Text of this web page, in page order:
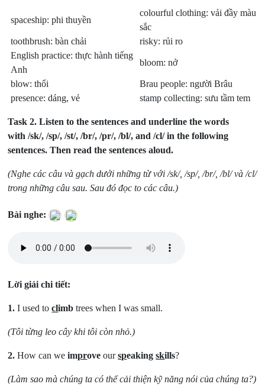
spaceship: phi thuyền
colourful clothing: vải đầy màu
sắc
toothbrush: bàn chải
risky: rủi ro
English practice: thực hành tiếng
Anh
bloom: nở
blow: thổi
Brau people: người Brâu
presence: dáng, vẻ
stamp collecting: sưu tầm tem
Task 2. Listen to the sentences and underline the words
with /sk/, /sp/, /st/, /br/, /pr/, /bl/, and /cl/ in the following
sentences. Then read the sentences aloud.
(Nghe các câu và gạch dưới những từ với /sk/, /sp/, /br/, /bl/ và /cl/
trong những câu sau. Sau đó đọc to các câu.)
Bài nghe:
Lời giải chi tiết:
1. I used toclimb trees when I was small.
(Tôi từng leo cây khi tôi còn nhỏ.)
2. How can weimprove ourspeaking skills?
(Làm sao mà chúng ta có thể cải thiện kỹ năng nói của chúng ta?)